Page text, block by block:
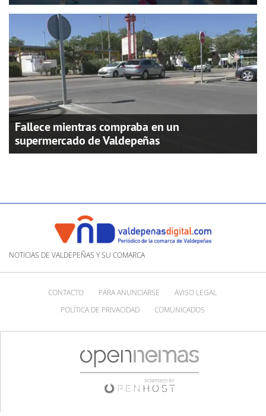
Fallece mientras compraba en un
supermercado de Valdepeñas
NOTICIAS DE VALDEPEÑAS Y SU COMARCA
CONTACTO PARA ANUNCIARSE
AVISO LEGAL
POLÍTICA DE PRIVACIDAD
COMUNICADOS